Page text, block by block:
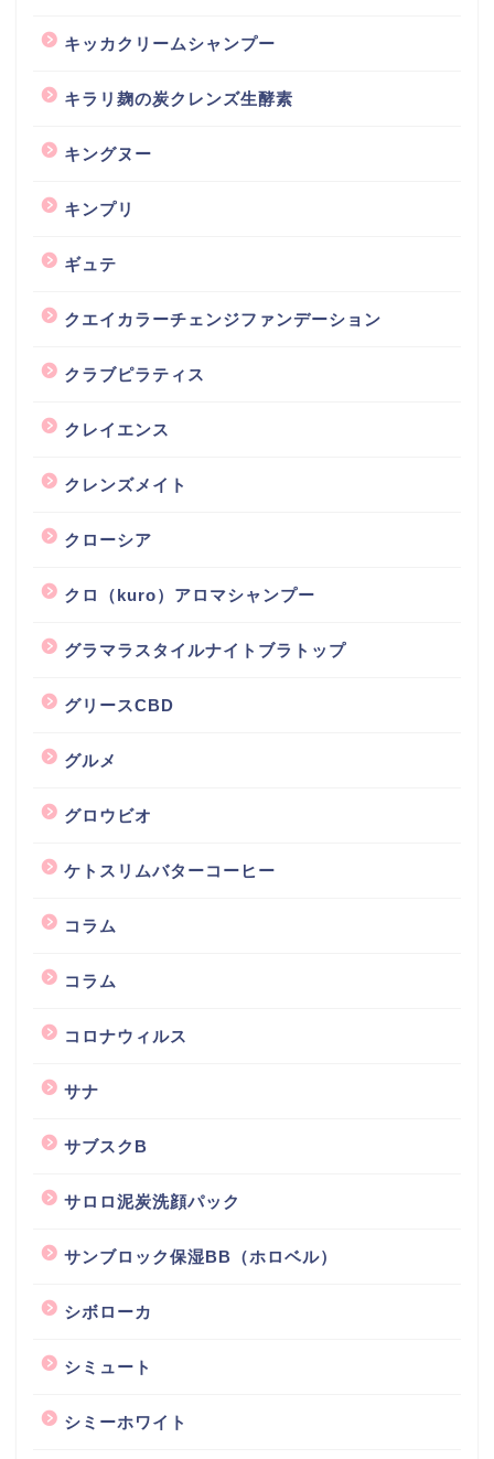
キッカクリームシャンプー
キラリ麹の炭クレンズ生酵素
キングヌー
キンプリ
ギュテ
クエイカラーチェンジファンデーション
クラブピラティス
クレイエンス
クレンズメイト
クローシア
クロ（kuro）アロマシャンプー
グラマラスタイルナイトブラトップ
グリースCBD
グルメ
グロウビオ
ケトスリムバターコーヒー
コラム
コラム
コロナウィルス
サナ
サブスクB
サロロ泥炭洗顔パック
サンブロック保湿BB（ホロベル）
シボローカ
シミュート
シミーホワイト